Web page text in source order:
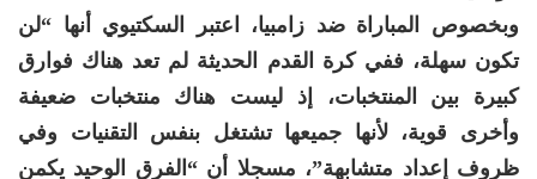
وبخصوص المباراة ضد زامبيا، اعتبر السكتيوي أنها “لن
تكون سهلة، ففي كرة القدم الحديثة لم تعد هناك فوارق
كبيرة بين المنتخبات، إذ ليست هناك منتخبات ضعيفة
وأخرى قوية، لأنها جميعها تشتغل بنفس التقنيات وفي
ظروف إعداد متشابهة”، مسجلا أن “الفرق الوحيد يكمن